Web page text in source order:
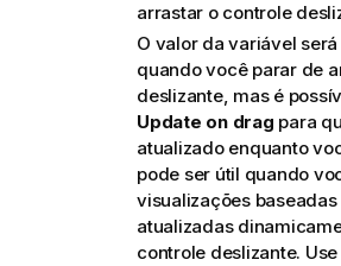
arrastar o controle
O valor da variável
quando você parar de
deslizante, mas é
Update on drag para
atualizado enquanto
pode ser útil quando
visualizações
atualizadas
controle deslizante.